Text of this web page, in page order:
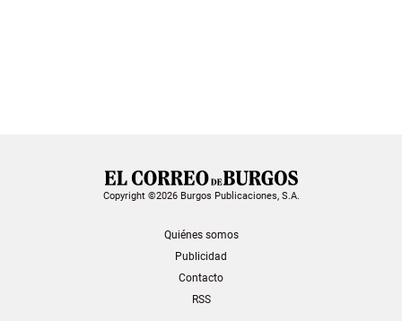
Copyright ©2026 Burgos Publicaciones, S.A.
Quiénes somos
Publicidad
Contacto
RSS